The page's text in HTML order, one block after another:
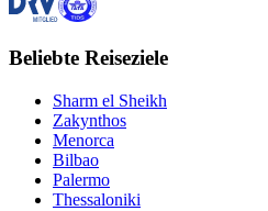
Beliebte Reiseziele
Sharm el Sheikh
Zakynthos
Menorca
Bilbao
Palermo
Thessaloniki